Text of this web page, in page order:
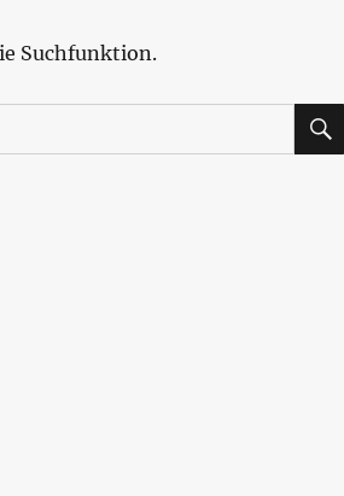
Suchfunktion.